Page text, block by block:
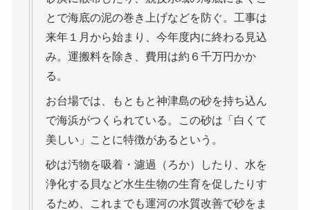
とで海底の泥の巻き上げなどを防ぐ。工事は
来年１月から始まり、今年度内に終わる見込
み。運搬料を除き、費用は約６千万円かか
る。
お台場では、もともと神津島の砂を持ち込ん
で海浜がつくられている。この砂は「白くて
美しい」ことに特徴があるという。
砂は汚物を吸着・濾過（ろか）したり、水を
浄化する貝など水生生物の生育を促したりす
るため、これまでも運河の水質改善で砂をま